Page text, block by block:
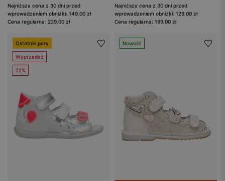
Najniższa cena z 30 dni przed
wprowadzeniem obniżki: 149.00 zł
Cena regularna: 229.00 zł
Najniższa cena z 30 dni przed
wprowadzeniem obniżki: 129.00 zł
Cena regularna: 199.00 zł
Ostatnie pary
Wyprzedaż
72%
Nowość